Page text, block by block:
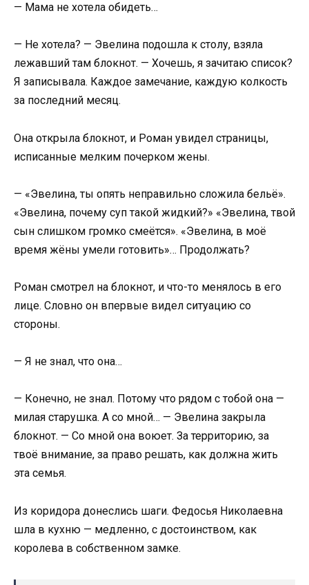
— Мама не хотела обидеть…
— Не хотела? — Эвелина подошла к столу, взяла
лежавший там блокнот. — Хочешь, я зачитаю список?
Я записывала. Каждое замечание, каждую колкость
за последний месяц.
Она открыла блокнот, и Роман увидел страницы,
исписанные мелким почерком жены.
— «Эвелина, ты опять неправильно сложила бельё».
«Эвелина, почему суп такой жидкий?» «Эвелина, твой
сын слишком громко смеётся». «Эвелина, в моё
время жёны умели готовить»… Продолжать?
Роман смотрел на блокнот, и что-то менялось в его
лице. Словно он впервые видел ситуацию со
стороны.
— Я не знал, что она…
— Конечно, не знал. Потому что рядом с тобой она —
милая старушка. А со мной… — Эвелина закрыла
блокнот. — Со мной она воюет. За территорию, за
твоё внимание, за право решать, как должна жить
эта семья.
Из коридора донеслись шаги. Федосья Николаевна
шла в кухню — медленно, с достоинством, как
королева в собственном замке.